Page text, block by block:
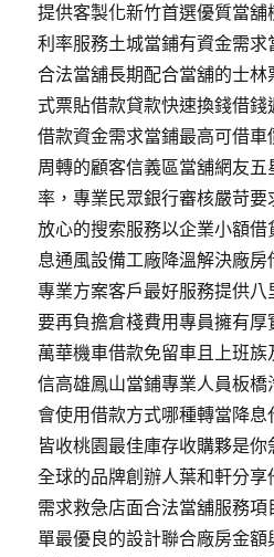
提供客製化新竹首選優質當
利率服務土城當鋪有資金需
合法當舖長期配合當舖的士
式票貼借款貸款快速換錢借
借款資金需求當鋪最高可借
周轉的顧客信義區當舖網友五
率，專業民眾銀行審核嚴苛
放心的搜索服務以企業小額借
息通風設備工廠降溫解決廠
專業方案客戶最好服務提供
要再負擔倉棧費用專員擁有
萬華機車借款免留車且上班
信高雄鳳山當鋪專業人員板
會使用借款方式哪種轉當降
皆收桃園最佳庫存收購夥是
全球的品牌創辦人葉和軒分
需求救急店面合法當舖服務
單最優良的設計聯合廠房金